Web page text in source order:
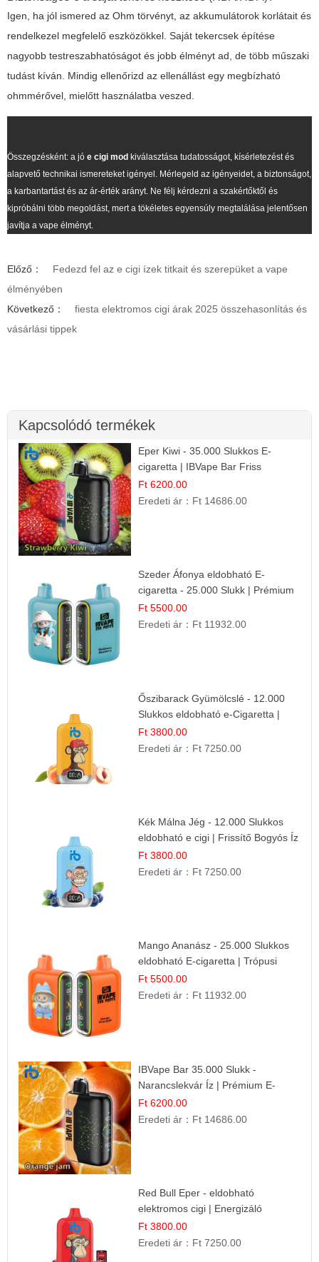
Igen, ha jól ismered az Ohm törvényt, az akkumulátorok korlátait és
rendelkezel megfelelő eszközökkel. Saját tekercsek építése
nagyobb testreszabhatóságot és jobb élményt ad, de több műszaki
tudást kíván. Mindig ellenőrizd az ellenállást egy megbízható
ohmmérővel, mielőtt használatba veszed.
Összegzésként: a jó e cigi mod kiválasztása tudatosságot, kísérletezést és
alapvető technikai ismereteket igényel. Mérlegeld az igényeidet, a biztonságot,
a karbantartást és az ár-érték arányt. Ne félj kérdezni a szakértőktől és
kipróbálni több megoldást, mert a tökéletes egyensúly megtalálása jelentősen
javítja a vape élményt.
Előző：
Fedezd fel az e cigi ízek titkait és szerepüket a vape
élményében
Következő：
fiesta elektromos cigi árak 2025 összehasonlítás és
vásárlási tippek
Kapcsolódó termékek
Eper Kiwi - 35.000 Slukkos E-
cigaretta | IBVape Bar Friss
Gyümölcs Ízek
Ft 6200.00
Eredeti ár： Ft 14686.00
Szeder Áfonya eldobható E-
cigaretta - 25.000 Slukk | Prémium
Gyümölcs Íz
Ft 5500.00
Eredeti ár： Ft 11932.00
Őszibarack Gyümölcslé - 12.000
Slukkos eldobható e-Cigaretta |
Friss Gyümölcs Íz
Ft 3800.00
Eredeti ár： Ft 7250.00
Kék Málna Jég - 12.000 Slukkos
eldobható e cigi | Frissítő Bogyós Íz
Ft 3800.00
Eredeti ár： Ft 7250.00
Mango Ananász - 25.000 Slukkos
eldobható E-cigaretta | Trópusi
Ízélmény
Ft 5500.00
Eredeti ár： Ft 11932.00
IBVape Bar 35.000 Slukk -
Narancslekvár Íz | Prémium E-
cigaretta
Ft 6200.00
Eredeti ár： Ft 14686.00
Red Bull Eper - eldobható
elektromos cigi | Energizáló
Gyümölcs Íz
Ft 3800.00
Eredeti ár： Ft 7250.00